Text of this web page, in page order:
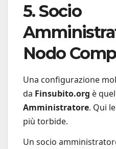
5. Socio
Nodo
Una configurazione
da Finsubito.org è
Amministratore. Qui
più torbide.
Un socio